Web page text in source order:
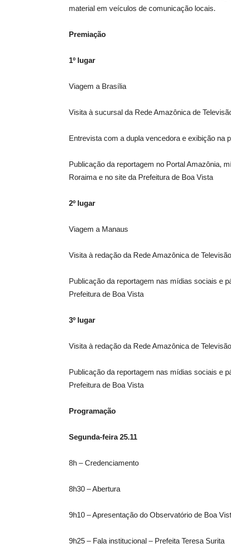
material em veículos de comunicação locais.
Premiação
1º lugar
Viagem a Brasília
Visita à sucursal da Rede Amazônica de
Entrevista com a dupla vencedora e exibição na
Publicação da reportagem no Portal Amazônia,
Roraima e no site da Prefeitura de Boa Vista
2º lugar
Viagem a Manaus
Visita à redação da Rede Amazônica de
Publicação da reportagem nas mídias sociais e
Prefeitura de Boa Vista
3º lugar
Visita à redação da Rede Amazônica de
Publicação da reportagem nas mídias sociais e
Prefeitura de Boa Vista
Programação
Segunda-feira 25.11
8h – Credenciamento
8h30 – Abertura
9h10 – Apresentação do Observatório de Boa
9h25 – Fala institucional – Prefeita Teresa Surita